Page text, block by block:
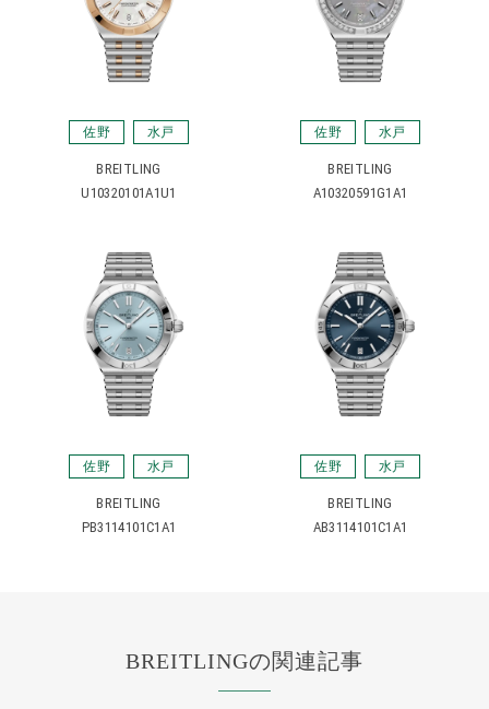
佐野 水戸
BREITLING
U10320101A1U1
佐野 水戸
BREITLING
A10320591G1A1
佐野 水戸
BREITLING
PB3114101C1A1
佐野 水戸
BREITLING
AB3114101C1A1
BREITLINGの関連記事